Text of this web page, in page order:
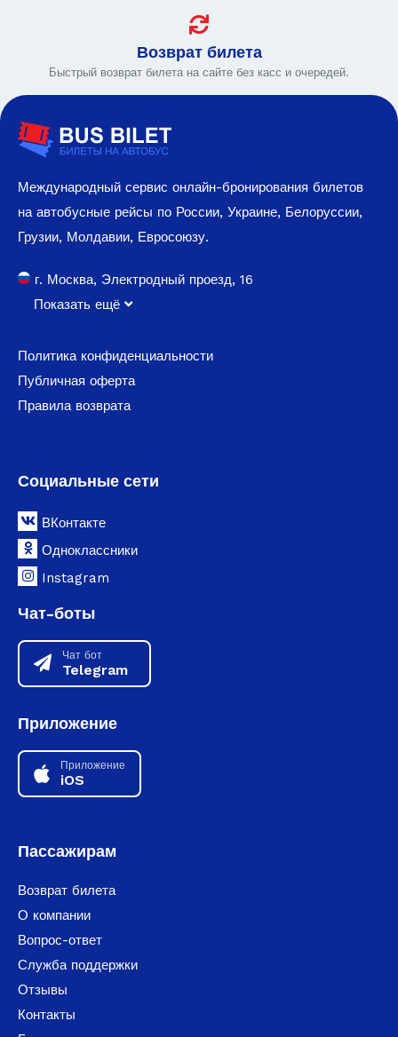
Возврат билета
Быстрый возврат билета на сайте без касс и очередей.
Международный сервис онлайн-бронирования билетов
на автобусные рейсы по России, Украине, Белоруссии,
Грузии, Молдавии, Евросоюзу.
г. Москва, Электродный проезд, 16
Показать ещё
Политика конфиденциальности
Публичная оферта
Правила возврата
Социальные сети
ВКонтакте
Одноклассники
Instagram
Чат-боты
Чат бот
Telegram
Приложение
Приложение
iOS
Пассажирам
Возврат билета
О компании
Вопрос-ответ
Служба поддержки
Отзывы
Контакты